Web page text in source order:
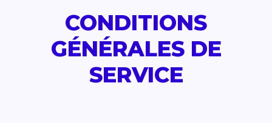
CONDITIONS
GÉNÉRALES DE
SERVICE